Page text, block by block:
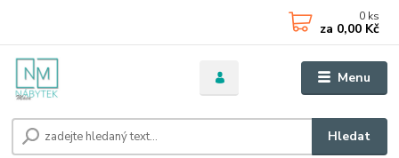
Menu
Hledat
0 ks
za 0,00 Kč